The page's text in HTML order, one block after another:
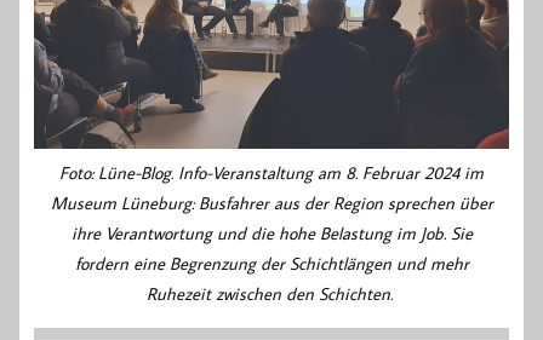
Foto: Lüne-Blog. Info-Veranstaltung am 8. Februar 2024 im
Museum Lüneburg: Busfahrer aus der Region sprechen über
ihre Verantwortung und die hohe Belastung im Job. Sie
fordern eine Begrenzung der Schichtlängen und mehr
Ruhezeit zwischen den Schichten.